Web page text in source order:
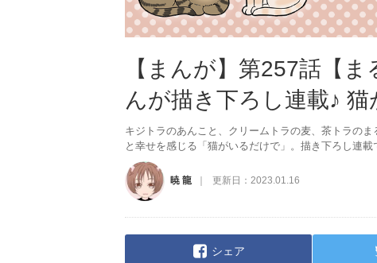
【まんが】第257話【
んが描き下ろし連載♪
キジトラのあんこと、クリームトラの麦、茶トラの
と幸せを感じる「猫がいるだけで」。描き下ろし連
暁 龍 更新日： 2023.01.16
シェア